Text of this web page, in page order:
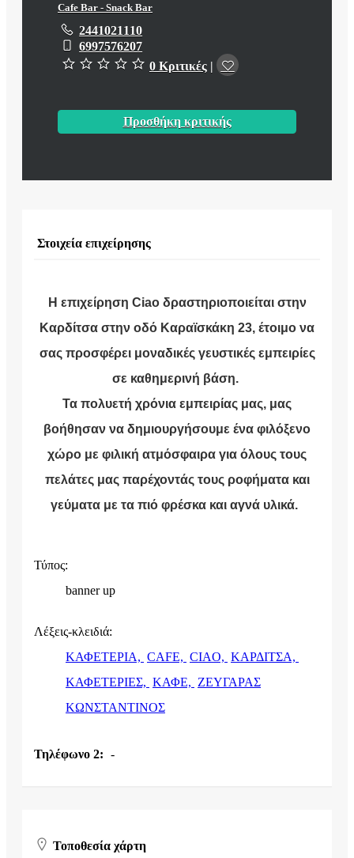
Cafe Bar - Snack Bar
2441021110
6997576207
0 Κριτικές |
Προσθήκη κριτικής
Στοιχεία επιχείρησης
Η επιχείρηση Ciao δραστηριοποιείται στην
Καρδίτσα στην οδό Καραïσκάκη 23, έτοιμο να
σας προσφέρει μοναδικές γευστικές εμπειρίες
σε καθημερινή βάση.
Τα πολυετή χρόνια εμπειρίας μας, μας
βοήθησαν να δημιουργήσουμε ένα φιλόξενο
χώρο με φιλική ατμόσφαιρα για όλους τους
πελάτες μας παρέχοντάς τους ροφήματα και
γεύματα με τα πιό φρέσκα και αγνά υλικά.
Τύπος:
banner up
Λέξεις-κλειδιά:
ΚΑΦΕΤΕΡΙΑ, CAFE, CIAO, ΚΑΡΔΙΤΣΑ,
ΚΑΦΕΤΕΡΙΕΣ, ΚΑΦΕ, ΖΕΥΓΑΡΑΣ
ΚΩΝΣΤΑΝΤΙΝΟΣ
Τηλέφωνο 2: -
Τοποθεσία χάρτη